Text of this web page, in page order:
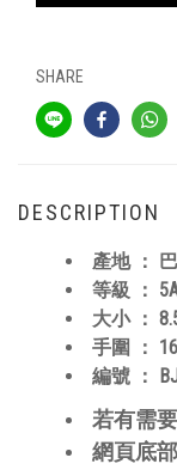
SHARE
DESCRIPTION
產地 ：
等級 ：
大小 ：
手圍 ：
編號 ：
若有需
網頁底